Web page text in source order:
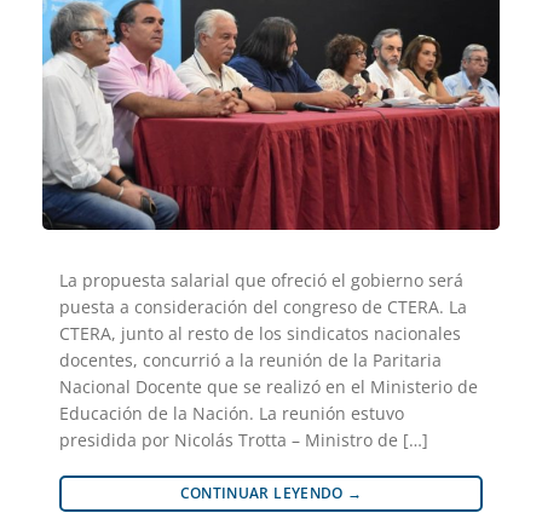
La propuesta salarial que ofreció el gobierno será
puesta a consideración del congreso de CTERA. La
CTERA, junto al resto de los sindicatos nacionales
docentes, concurrió a la reunión de la Paritaria
Nacional Docente que se realizó en el Ministerio de
Educación de la Nación. La reunión estuvo
presidida por Nicolás Trotta – Ministro de […]
CONTINUAR LEYENDO →